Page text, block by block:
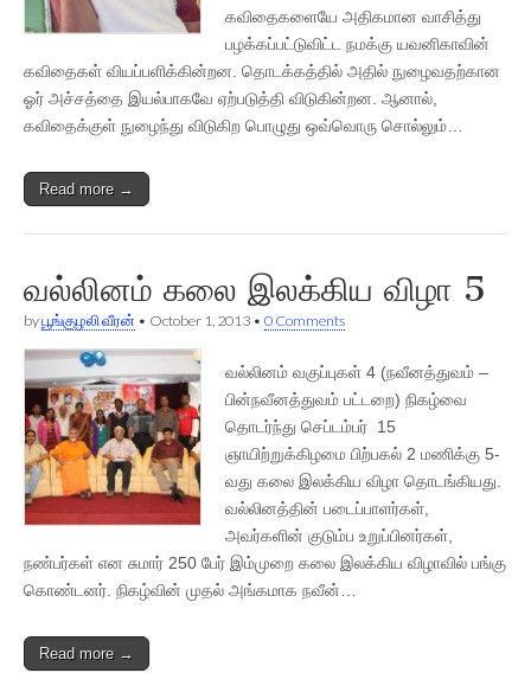
கவிதைகளையே அதிகமான வாசித்து
பழக்கப்பட்டுவிட்ட நமக்கு யவனிகாவின்
கவிதைகள் வியப்பளிக்கின்றன. தொடக்கத்தில் அதில் நுழைவதற்கான
ஓர் அச்சத்தை இயல்பாகவே ஏற்படுத்தி விடுகின்றன. ஆனால்,
கவிதைக்குள் நுழைந்து விடுகிற பொழுது ஒவ்வொரு சொல்லும்…
Read more →
வல்லினம் கலை இலக்கிய விழா 5
byபூங்குழலி வீரன் • October 1, 2013 • 0 Comments
வல்லினம் வகுப்புகள் 4 (நவீனத்துவம் –
பின்நவீனத்துவம் பட்டறை) நிகழ்வை
தொடர்ந்து செப்டம்பர் 15
ஞாயிற்றுக்கிழமை பிற்பகல் 2 மணிக்கு 5-
வது கலை இலக்கிய விழா தொடங்கியது.
வல்லினத்தின் படைப்பாளர்கள்,
அவர்களின் குடும்ப உறுப்பினர்கள்,
நண்பர்கள் என சுமார் 250 பேர் இம்முறை கலை இலக்கிய விழாவில் பங்கு
கொண்டனர். நிகழ்வின் முதல் அங்கமாக நவீன்…
Read more →